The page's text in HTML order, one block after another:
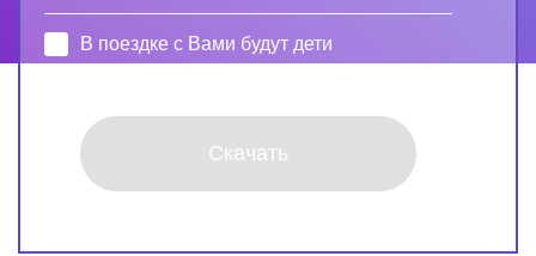
В поездке с Вами будут дети
Скачать